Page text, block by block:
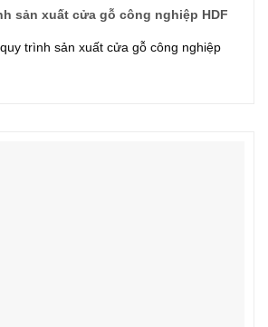
sản xuất cửa gỗ công nghiệp HDF
trình sản xuất cửa gỗ công nghiệp